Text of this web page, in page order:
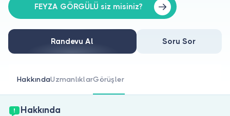
Doktorlar için
Doktor musunuz?
FEYZA GÖRGÜLÜ siz misiniz?
Randevu Al Soru Sor
HakkındaUzmanlıklarGörüşler
Hakkında